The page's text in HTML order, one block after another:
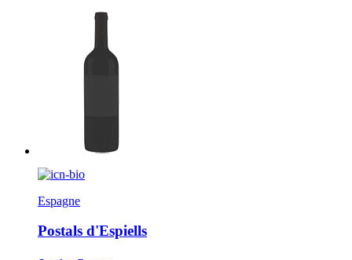
Espagne
Postals d'Espiells